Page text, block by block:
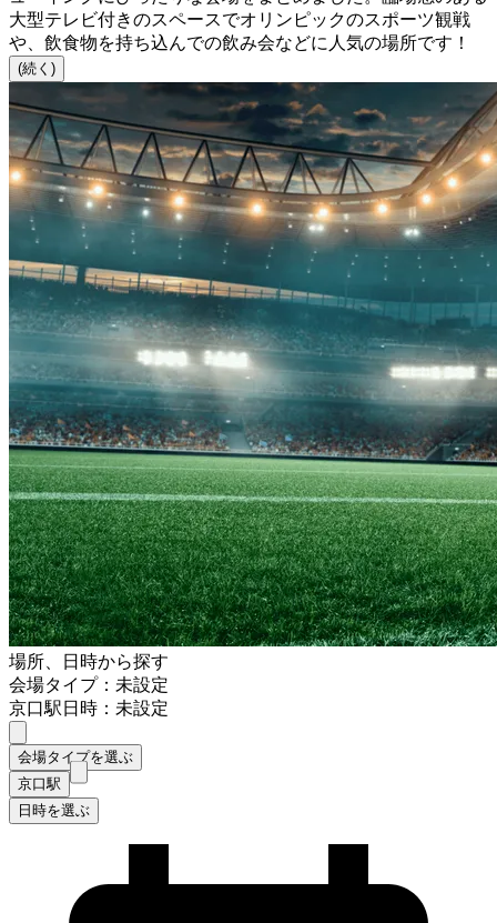
大型テレビ付きのスペースでオリンピックのスポーツ観戦
や、飲食物を持ち込んでの飲み会などに人気の場所です！
(続く)
場所、日時から探す
会場タイプ：未設定
京口駅日時：未設定
会場タイプを選ぶ
京口駅
日時を選ぶ